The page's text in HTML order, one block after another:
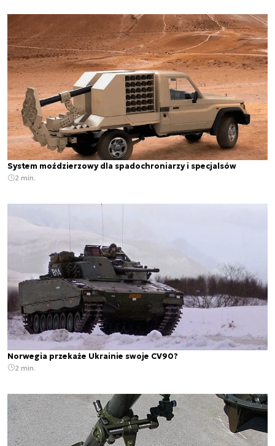
System moździerzowy dla spadochroniarzy i specjalsów
2 min.
Norwegia przekaże Ukrainie swoje CV90?
2 min.